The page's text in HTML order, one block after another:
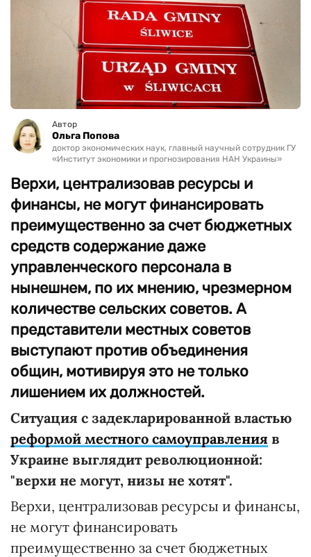
Автор
Ольга Попова
доктор экономических наук, главный научный сотрудник ГУ
«Институт экономики и прогнозирования НАН Украины»
Верхи, централизовав ресурсы и
финансы, не могут финансировать
преимущественно за счет бюджетных
средств содержание даже
управленческого персонала в
нынешнем, по их мнению, чрезмерном
количестве сельских советов. А
представители местных советов
выступают против объединения
общин, мотивируя это не только
лишением их должностей.
Ситуация с задекларированной властью
реформой местного самоуправления в
Украине выглядит революционной:
"верхи не могут, низы не хотят".
Верхи, централизовав ресурсы и финансы,
не могут финансировать
преимущественно за счет бюджетных